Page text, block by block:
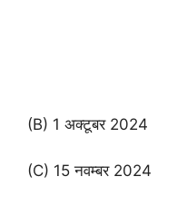
(B) 1 अक्टूबर 2024
(C) 15 नवम्बर 2024